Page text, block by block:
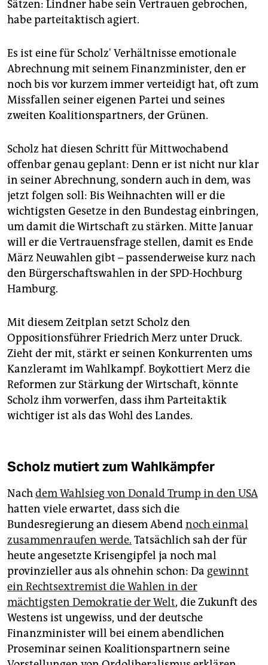
Sätzen: Lindner habe sein Vertrauen gebrochen,
habe parteitaktisch agiert.
Es ist eine für Scholz' Verhältnisse emotionale
Abrechnung mit seinem Finanzminister, den er
noch bis vor kurzem immer verteidigt hat, oft zum
Missfallen seiner eigenen Partei und seines
zweiten Koalitionspartners, der Grünen.
Scholz hat diesen Schritt für Mittwochabend
offenbar genau geplant: Denn er ist nicht nur klar
in seiner Abrechnung, sondern auch in dem, was
jetzt folgen soll: Bis Weihnachten will er die
wichtigsten Gesetze in den Bundestag einbringen,
um damit die Wirtschaft zu stärken. Mitte Januar
will er die Vertrauensfrage stellen, damit es Ende
März Neuwahlen gibt – passenderweise kurz nach
den Bürgerschaftswahlen in der SPD-Hochburg
Hamburg.
Mit diesem Zeitplan setzt Scholz den
Oppositionsführer Friedrich Merz unter Druck.
Zieht der mit, stärkt er seinen Konkurrenten ums
Kanzleramt im Wahlkampf. Boykottiert Merz die
Reformen zur Stärkung der Wirtschaft, könnte
Scholz ihm vorwerfen, dass ihm Parteitaktik
wichtiger ist als das Wohl des Landes.
Scholz mutiert zum Wahlkämpfer
Nachdem Wahlsieg von Donald Trump in den USA
hatten viele erwartet, dass sich die
Bundesregierung an diesem Abendnoch einmal
zusammenraufen werde. Tatsächlich sah der für
heute angesetzte Krisengipfel ja noch mal
provinzieller aus als ohnehin schon: Da gewinnt
ein Rechtsextremist die Wahlen in der
mächtigsten Demokratie der Welt, die Zukunft des
Westens ist ungewiss, und der deutsche
Finanzminister will bei einem abendlichen
Proseminar seinen Koalitionspartnern seine